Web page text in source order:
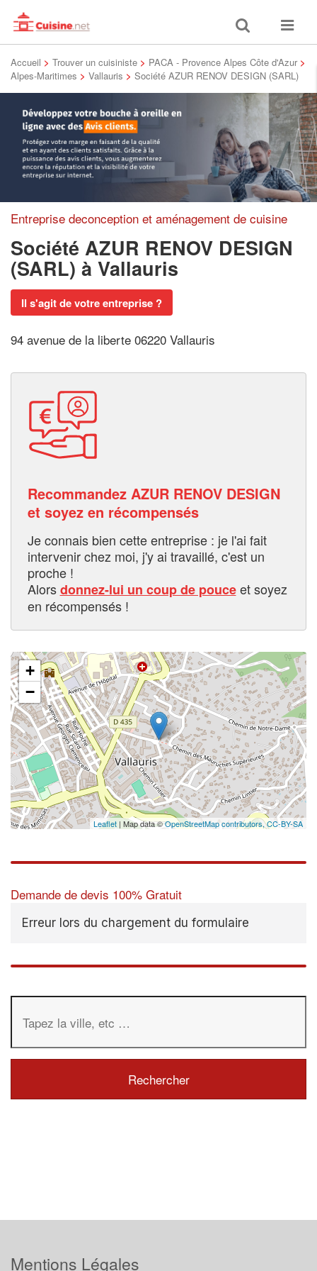
Toggle
search
Toggle
Accueil > Trouver un cuisiniste > PACA - Provence Alpes Côte d'Azur >
Alpes-Maritimes > Vallauris > Société AZUR RENOV DESIGN (SARL)
Entreprise deconception et aménagement de cuisine
Société AZUR RENOV DESIGN
(SARL) à Vallauris
Il s'agit de votre entreprise ?
94 avenue de la liberte 06220 Vallauris
Recommandez AZUR RENOV DESIGN
et soyez en récompensés
Je connais bien cette entreprise : je l'ai fait
intervenir chez moi, j'y ai travaillé, c'est un
proche !
Alorsdonnez-lui un coup de pouceet soyez
en récompensés !
+
−
Leaflet | Map data ©OpenStreetMap contributors,CC-BY-SA
Demande de devis 100% Gratuit
Erreur lors du chargement du formulaire
Mentions Légales